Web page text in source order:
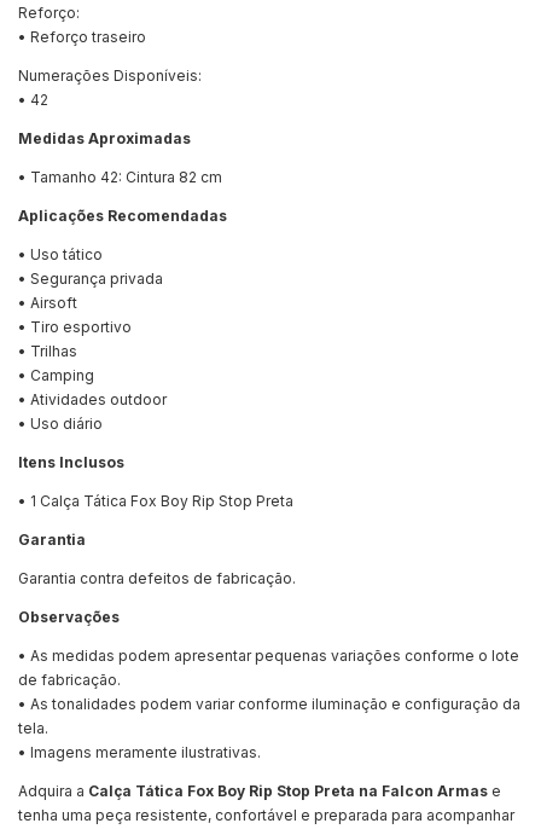
Reforço:
• Reforço traseiro
Numerações Disponíveis:
• 42
Medidas Aproximadas
• Tamanho 42: Cintura 82 cm
Aplicações Recomendadas
• Uso tático
• Segurança privada
• Airsoft
• Tiro esportivo
• Trilhas
• Camping
• Atividades outdoor
• Uso diário
Itens Inclusos
• 1 Calça Tática Fox Boy Rip Stop Preta
Garantia
Garantia contra defeitos de fabricação.
Observações
• As medidas podem apresentar pequenas variações conforme o lote
de fabricação.
• As tonalidades podem variar conforme iluminação e configuração da
tela.
• Imagens meramente ilustrativas.
Adquira a Calça Tática Fox Boy Rip Stop Preta na Falcon Armas e
tenha uma peça resistente, confortável e preparada para acompanhar